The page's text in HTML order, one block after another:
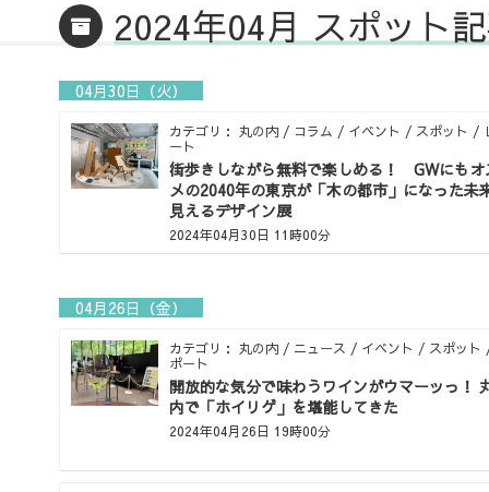
2024年04月 スポット
04月30日（火）
カテゴリ： 丸の内 / コラム / イベント / スポット /
ート
街歩きしながら無料で楽しめる！ GWにもオ
メの2040年の東京が「木の都市」になった未
見えるデザイン展
2024年04月30日 11時00分
04月26日（金）
カテゴリ： 丸の内 / ニュース / イベント / スポット
ポート
開放的な気分で味わうワインがウマーッっ！
内で「ホイリゲ」を堪能してきた
2024年04月26日 19時00分